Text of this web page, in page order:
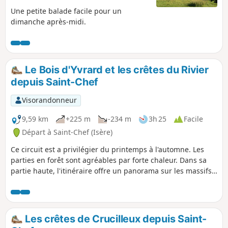
Une petite balade facile pour un
dimanche après-midi.
Le Bois d'Yvrard et les crêtes du Rivier
depuis Saint-Chef
Visorandonneur
9,59 km
+225 m -234 m 3h 25
Facile
Départ à Saint-Chef (Isère)
Ce circuit est a privilégier du printemps à l'automne. Les
parties en forêt sont agréables par forte chaleur. Dans sa
partie haute, l'itinéraire offre un panorama sur les massifs
Blanc à l'Est. La descente sur le village de Saint-Chef offre
une vue agréable sur le quartier des châteaux et celui de
l'abbatiale. Une partie significative du parcours se situe sur
routes goudronnées. Cependant la majorité de ces routes
Les crêtes de Crucilleux depuis Saint-